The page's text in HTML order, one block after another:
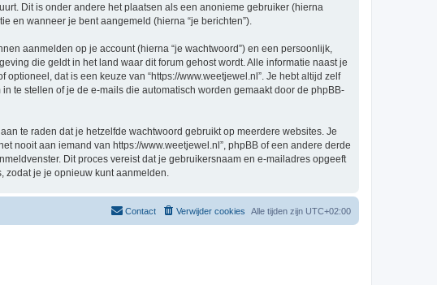
Dit is onder andere het plaatsen als een anonieme gebruiker (hierna
en wanneer je bent aangemeld (hierna “je berichten”).
aanmelden op je account (hierna “je wachtwoord”) en een persoonlijk,
die geldt in het land waar dit forum gehost wordt. Alle informatie naast je
dat is een keuze van “https://www.weetjewel.nl”. Je hebt altijd zelf
te stellen of je de e-mails die automatisch worden gemaakt door de phpBB-
te raden dat je hetzelfde wachtwoord gebruikt op meerdere websites. Je
nooit aan iemand van https://www.weetjewel.nl”, phpBB of een andere derde
Dit proces vereist dat je gebruikersnaam en e-mailadres opgeeft
je je opnieuw kunt aanmelden.
Alle tijden zijn UTC+02:00
Verwijder cookies
Contact